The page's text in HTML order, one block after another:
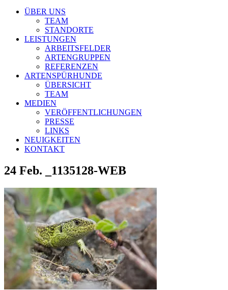
ÜBER UNS
TEAM
STANDORTE
LEISTUNGEN
ARBEITSFELDER
ARTENGRUPPEN
REFERENZEN
ARTENSPÜRHUNDE
ÜBERSICHT
TEAM
MEDIEN
VERÖFFENTLICHUNGEN
PRESSE
LINKS
NEUIGKEITEN
KONTAKT
24 Feb. _1135128-WEB